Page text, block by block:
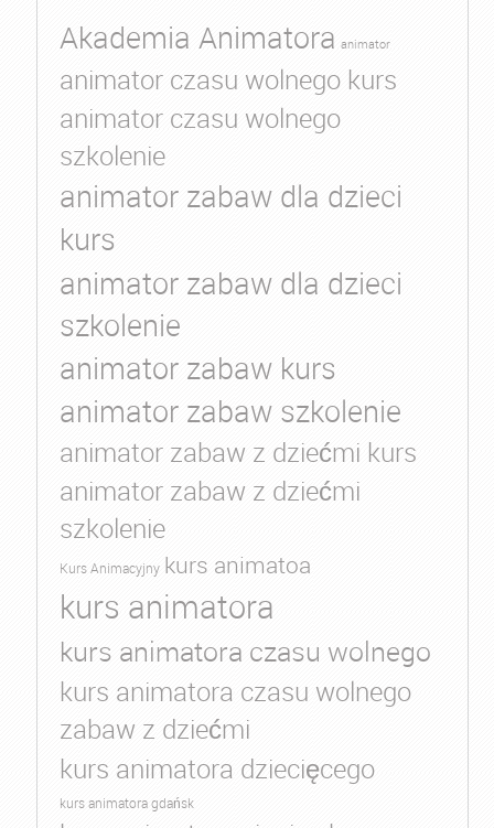
Akademia Animatora animator
animator czasu wolnego kurs
animator czasu wolnego
szkolenie
animator zabaw dla dzieci
kurs
animator zabaw dla dzieci
szkolenie
animator zabaw kurs
animator zabaw szkolenie
animator zabaw z dziećmi kurs
animator zabaw z dziećmi
szkolenie
Kurs Animacyjny kurs animatoa
kurs animatora
kurs animatora czasu wolnego
kurs animatora czasu wolnego
zabaw z dziećmi
kurs animatora dziecięcego
kurs animatora gdańsk